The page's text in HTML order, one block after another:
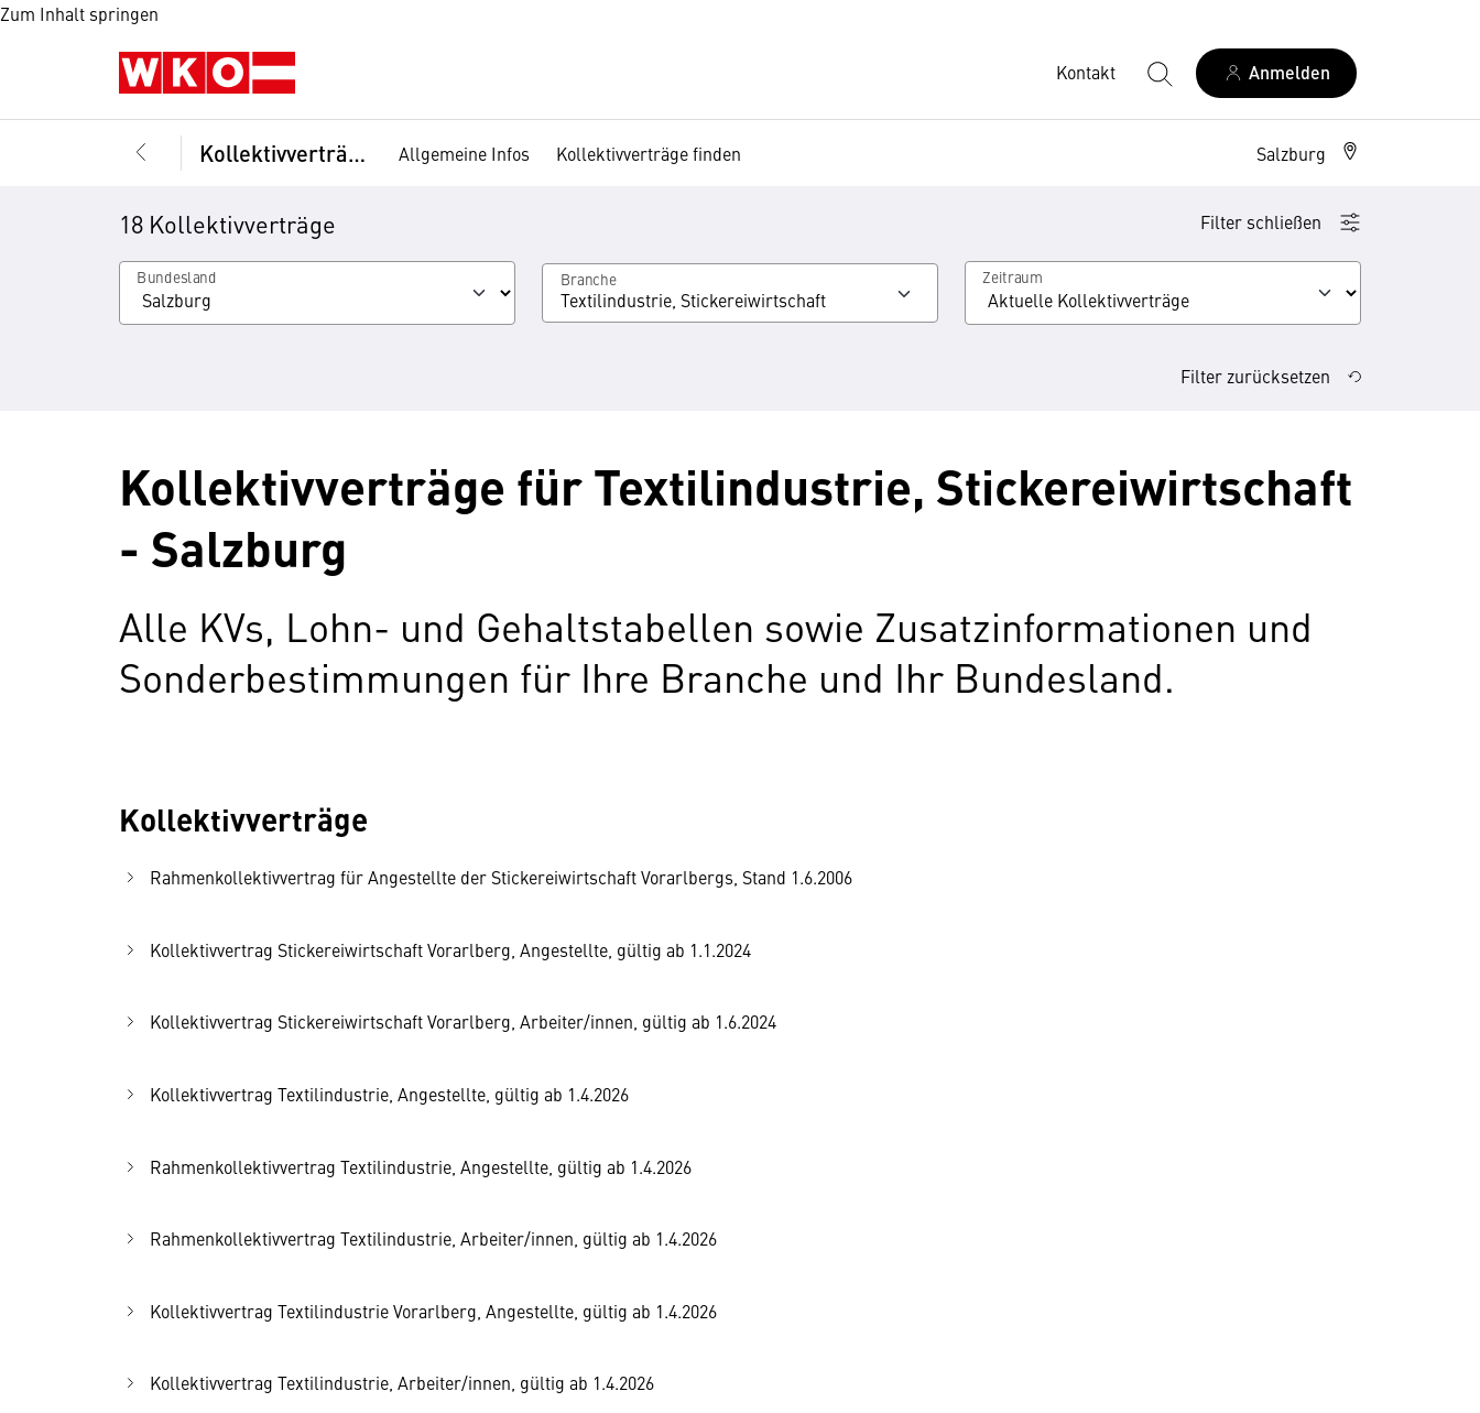
Zum Inhalt springen
Kontakt Anmelden
Kollektivverträge Allgemeine Infos Kollektivverträge finden Salzburg
18 Kollektivverträge Filter schließen
Bundesland Branche
Textilindustrie, Stickereiwirtschaft
Zeitraum
Filter zurücksetzen
Kollektivverträge für Textilindustrie, Stickereiwirtschaft
- Salzburg
Alle KVs, Lohn- und Gehaltstabellen sowie Zusatzinformationen und
Sonderbestimmungen für Ihre Branche und Ihr Bundesland.
Kollektivverträge
Rahmenkollektivvertrag für Angestellte der Stickereiwirtschaft Vorarlbergs, Stand 1.6.2006
Kollektivvertrag Stickereiwirtschaft Vorarlberg, Angestellte, gültig ab 1.1.2024
Kollektivvertrag Stickereiwirtschaft Vorarlberg, Arbeiter/innen, gültig ab 1.6.2024
Kollektivvertrag Textilindustrie, Angestellte, gültig ab 1.4.2026
Rahmenkollektivvertrag Textilindustrie, Angestellte, gültig ab 1.4.2026
Rahmenkollektivvertrag Textilindustrie, Arbeiter/innen, gültig ab 1.4.2026
Kollektivvertrag Textilindustrie Vorarlberg, Angestellte, gültig ab 1.4.2026
Kollektivvertrag Textilindustrie, Arbeiter/innen, gültig ab 1.4.2026